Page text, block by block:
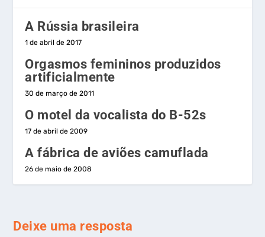
A Rússia brasileira
1 de abril de 2017
Orgasmos femininos produzidos
artificialmente
30 de março de 2011
O motel da vocalista do B-52s
17 de abril de 2009
A fábrica de aviões camuflada
26 de maio de 2008
Deixe uma resposta